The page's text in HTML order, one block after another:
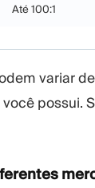
Até 100:1
variar
possui.